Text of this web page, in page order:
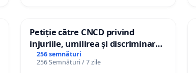
Petiție către CNCD privind
injuriile, umilirea și discriminarea
persoanelor cu dizabilități de
către utilizatorul TikTok „Gorici”
256 semnături
256 Semnături / 7 zile